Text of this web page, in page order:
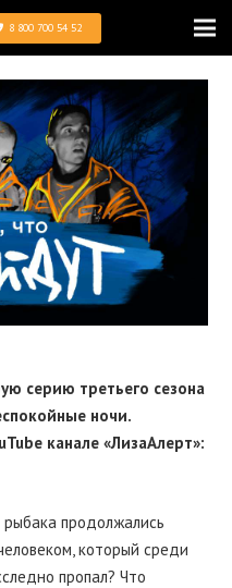
8 800 700 54 52
серию третьего сезона
ночи.
канале «ЛизаАлерт»:
продолжались
который среди
пропал? Что